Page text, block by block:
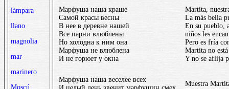
lámpara
llano
magnolia
mar
marinero
Moscú
Марфуша наша краше
Самой красы весны
В нее в деревне нашей
Все парни влюблены
Но холодна к ним она
Марфуша не влюблена
И не горюет у окна
Martita,
La más bella
En su pueblo,
niños les
Pero es fría
Martita no
Y no se aflija
Марфуша наша веселее всех
Muestra